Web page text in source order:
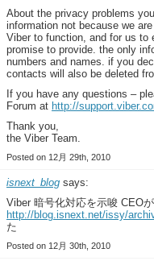
About the privacy problems
information not because we
Viber to function, and for us to
promise to provide. the only
numbers and names. if you
contacts will also be deleted
If you have any questions –
Forum at http://
Thank you,
the Viber Team.
Posted on 12月 29th, 2010
isnext_blog says:
Viber 暗号化対応を示唆 CEOが
http://blog.isnext.net/issy/
た
Posted on 12月 30th, 2010